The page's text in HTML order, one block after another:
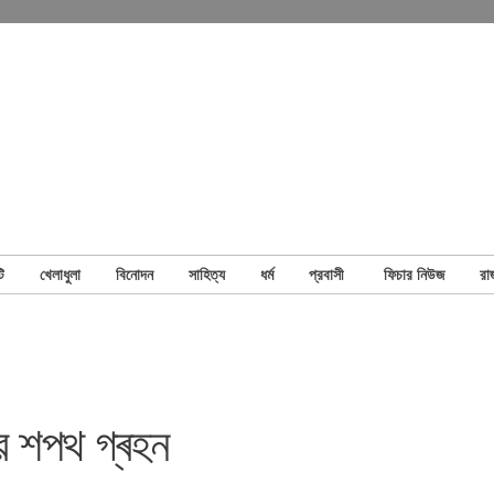
খেলাধুলা বিনোদন সাহিত্য ধর্ম প্রবাসী ফিচার নিউজ
শপথ গ্ৰহন